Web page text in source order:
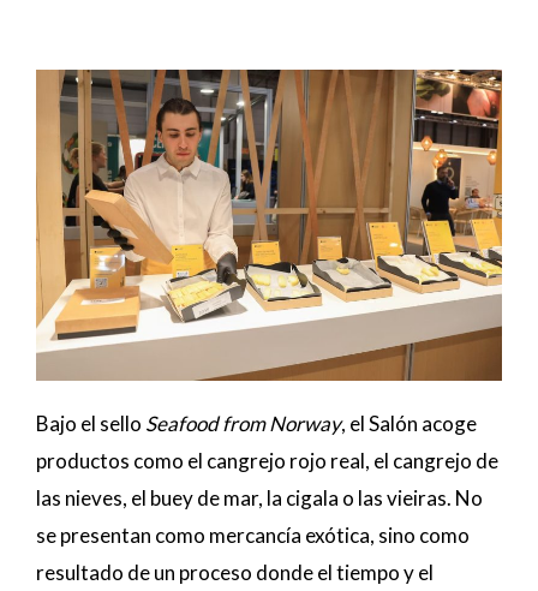
Bajo el sello Seafood from Norway, el Salón acoge
productos como el cangrejo rojo real, el cangrejo de
las nieves, el buey de mar, la cigala o las vieiras. No
se presentan como mercancía exótica, sino como
resultado de un proceso donde el tiempo y el